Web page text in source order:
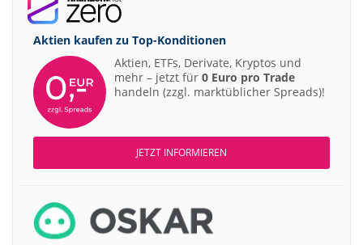
Aktien kaufen zu Top-Konditionen
Aktien, ETFs, Derivate, Kryptos und
mehr – jetzt für 0 Euro pro Trade
handeln (zzgl. marktüblicher Spreads)!
JETZT INFORMIEREN